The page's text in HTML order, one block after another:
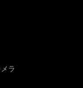
ラ